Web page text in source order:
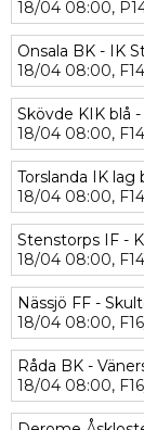
18/04 08:00,
Onsala BK - IK
18/04 08:00,
Skövde KIK blå
18/04 08:00,
Torslanda IK lag
18/04 08:00,
Stenstorps IF -
18/04 08:00,
Nässjö FF -
18/04 08:00,
Råda BK -
18/04 08:00,